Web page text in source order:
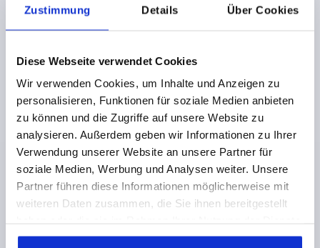
Zustimmung Details Über Cookies
Diese Webseite verwendet Cookies
Wir verwenden Cookies, um Inhalte und Anzeigen zu
personalisieren, Funktionen für soziale Medien anbieten
zu können und die Zugriffe auf unsere Website zu
analysieren. Außerdem geben wir Informationen zu Ihrer
Verwendung unserer Website an unsere Partner für
soziale Medien, Werbung und Analysen weiter. Unsere
Partner führen diese Informationen möglicherweise mit
weiteren Daten zusammen, die Sie ihnen bereitgestellt
gesammelt haben.
PRODUKTTYP=STANDARD
58,23 €
zzgl. Versandkosten
DETAILS
K2087